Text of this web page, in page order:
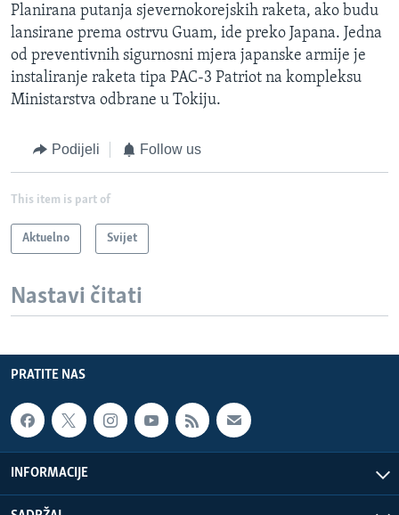
Planirana putanja sjevernokorejskih raketa, ako budu
lansirane prema ostrvu Guam, ide preko Japana. Jedna
od preventivnih sigurnosni mjera japanske armije je
instaliranje raketa tipa PAC-3 Patriot na kompleksu
Ministarstva odbrane u Tokiju.
Podijeli Follow us
This item is part of
Aktuelno Svijet
Nastavi čitati
PRATITE NAS
INFORMACIJE